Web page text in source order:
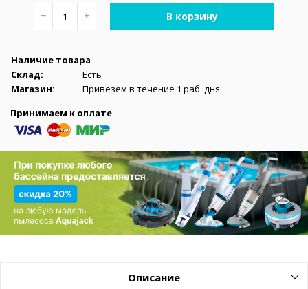
− + В корзину
Наличие товара
Склад:
Есть
Магазин:
Привезем в течение 1 раб. дня
Принимаем к оплате
Описание